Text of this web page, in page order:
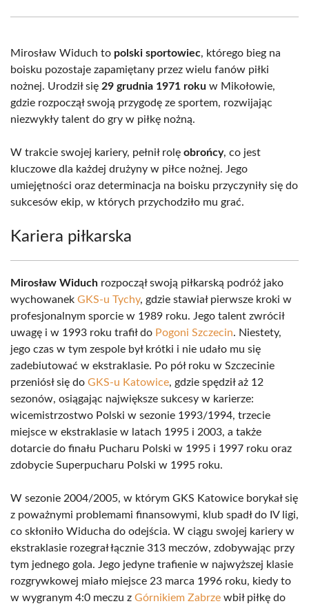
(Twitter)
Mirosław Widuch to polski sportowiec, którego bieg na
boisku pozostaje zapamiętany przez wielu fanów piłki
nożnej. Urodził się 29 grudnia 1971 roku w Mikołowie,
gdzie rozpoczął swoją przygodę ze sportem, rozwijając
niezwykły talent do gry w piłkę nożną.
W trakcie swojej kariery, pełnił rolę obrońcy, co jest
kluczowe dla każdej drużyny w piłce nożnej. Jego
umiejętności oraz determinacja na boisku przyczyniły się do
sukcesów ekip, w których przychodziło mu grać.
Kariera piłkarska
Mirosław Widuch rozpoczął swoją piłkarską podróż jako
wychowanek GKS-u Tychy, gdzie stawiał pierwsze kroki w
profesjonalnym sporcie w 1989 roku. Jego talent zwrócił
uwagę i w 1993 roku trafił do Pogoni Szczecin. Niestety,
jego czas w tym zespole był krótki i nie udało mu się
zadebiutować w ekstraklasie. Po pół roku w Szczecinie
przeniósł się do GKS-u Katowice, gdzie spędził aż 12
sezonów, osiągając największe sukcesy w karierze:
wicemistrzostwo Polski w sezonie 1993/1994, trzecie
miejsce w ekstraklasie w latach 1995 i 2003, a także
dotarcie do finału Pucharu Polski w 1995 i 1997 roku oraz
zdobycie Superpucharu Polski w 1995 roku.
W sezonie 2004/2005, w którym GKS Katowice borykał się
z poważnymi problemami finansowymi, klub spadł do IV ligi,
co skłoniło Widucha do odejścia. W ciągu swojej kariery w
ekstraklasie rozegrał łącznie 313 meczów, zdobywając przy
tym jednego gola. Jego jedyne trafienie w najwyższej klasie
rozgrywkowej miało miejsce 23 marca 1996 roku, kiedy to
w wygranym 4:0 meczu z Górnikiem Zabrze wbił piłkę do